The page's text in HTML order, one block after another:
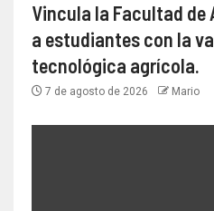
Vincula la Facultad de
a estudiantes con la
tecnológica agrícola.
7 de agosto de 2026 Mario